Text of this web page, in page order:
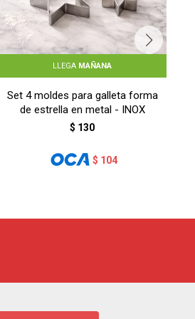
LLEGA MAÑANA
Set 4 moldes para galleta forma
de estrella en metal - INOX
$ 130
$ 104